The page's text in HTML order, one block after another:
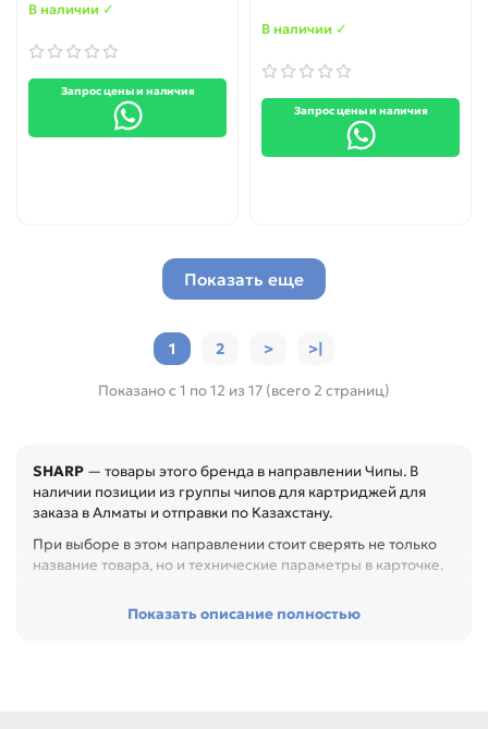
В наличии ✓
Запрос цены и наличия
В наличии ✓
Запрос цены и наличия
Показать еще
1 2 > >|
Показано с 1 по 12 из 17 (всего 2 страниц)
SHARP — товары этого бренда в направлении Чипы. В
наличии позиции из группы чипов для картриджей для
заказа в Алматы и отправки по Казахстану.
При выборе в этом направлении стоит сверять не только
название товара, но и технические параметры в карточке.
модели, цвет, ресурс и тип чипа. Это помогает избежать
Показать описание полностью